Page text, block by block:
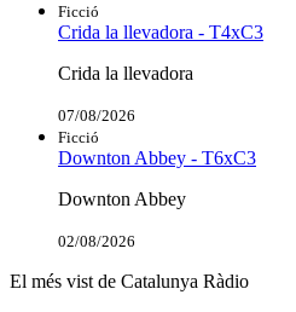
Ficció
Crida la llevadora - T4xC3
Crida la llevadora
07/08/2026
Ficció
Downton Abbey - T6xC3
Downton Abbey
02/08/2026
El més vist de Catalunya Ràdio